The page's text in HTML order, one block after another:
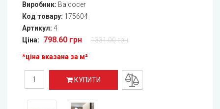
Виробник: Baldocer
Код товару: 175604
Артикул: 4
Ціна:
798.60 грн 1331.00 грн
*ціна вказана за м²
КУПИТИ